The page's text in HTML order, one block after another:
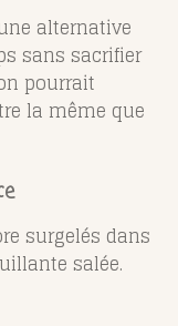
alternative
sans sacrifier
pourrait
la même que
surgelés dans
salée.